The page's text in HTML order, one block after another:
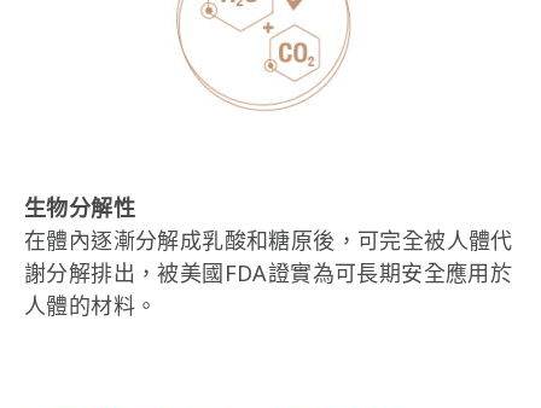
生物分解性
在體內逐漸分解成乳酸和糖原後，可完全被人體代
謝分解排出，被美國FDA證實為可長期安全應用於
人體的材料。